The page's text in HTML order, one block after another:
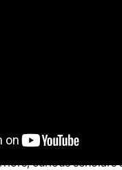
curious